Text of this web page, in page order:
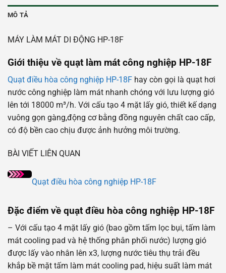
MÔ TẢ
MÁY LÀM MÁT DI ĐỘNG HP-18F
Giới thiệu về quạt làm mát công nghiệp HP-18F
Quạt điều hòa công nghiệp HP-18F hay còn gọi là quạt hơi
nước công nghiệp làm mát nhanh chóng với lưu lượng gió
lên tới 18000 m³/h. Với cấu tạo 4 mặt lấy gió, thiết kế dạng
vuông gọn gàng,động cơ bằng đồng nguyên chất cao cấp,
có độ bền cao chịu được ảnh hưởng môi trường.
BÀI VIẾT LIÊN QUAN
Quạt điều hòa công nghiệp HP-18F
Đặc điểm về quạt điều hòa công nghiệp HP-18F
– Với cấu tạo 4 mặt lấy gió (bao gồm tấm lọc bụi, tấm làm
mát cooling pad và hệ thống phân phối nước) lượng gió
được lấy vào nhân lên x3, lượng nước tiêu thụ trải đều
khắp bề mặt tấm làm mát cooling pad, hiệu suất làm mát